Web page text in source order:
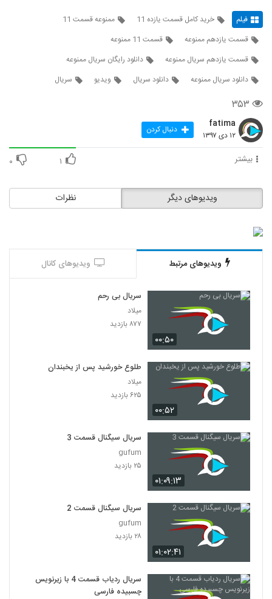
فیلم خرید کامل قسمت یازده 11
ممنوعه قسمت 11
قسمت یازدهم ممنوعه
قسمت 11 ممنوعه
قسمت یازدهم سریال ممنوعه
دانلود رایگان سریال ممنوعه
دانلود سریال ممنوعه
دانلود سریال ویدیو سریال
۳۵۳
fatima
۱۲ دی ۱۳۹۷ دنبال کردن
بیشتر ۱ ۰
نظرات ویدیوهای دیگر
ویدیوهای مرتبط ویدیوهای کانال
۰۰:۵۰
سریال بی رحم
میلاد
۸۷۷ بازدید
۰۰:۵۲
طلوع خورشید پس از یخبندان
میلاد
۶۲۵ بازدید
۰۱:۰۹:۱۳
سریال سیگنال قسمت 3
gufum
۲۵ بازدید
۰۱:۰۲:۴۱
سریال سیگنال قسمت 2
gufum
۲۸ بازدید
سریال ردیاب قسمت 4 با زیرنویس
چسبیده فارسی